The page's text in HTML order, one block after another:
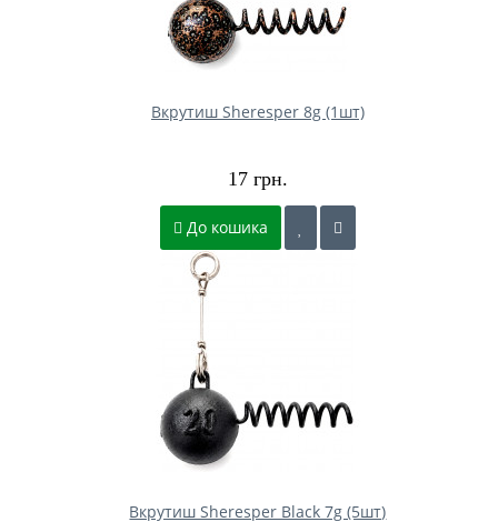
Вкрутиш Sheresper 8g (1шт)
17 грн.
До кошика
Вкрутиш Sheresper Black 7g (5шт)